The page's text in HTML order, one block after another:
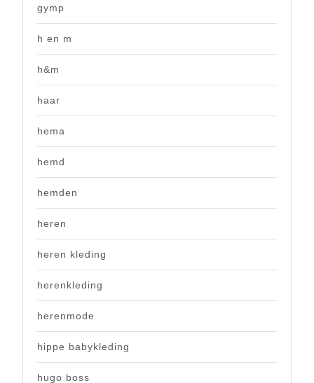
gymp
h en m
h&m
haar
hema
hemd
hemden
heren
heren kleding
herenkleding
herenmode
hippe babykleding
hugo boss